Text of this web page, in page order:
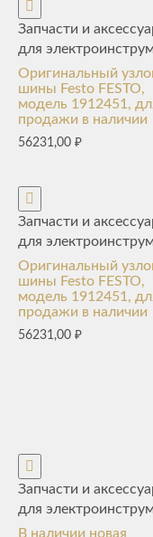
Запчасти и
для
Оригинальный
шины Festo FESTO,
модель 1912451,
продажи в наличии
56231,00 ₽
Запчасти и
для
Оригинальный
шины Festo FESTO,
модель 1912451,
продажи в наличии
56231,00 ₽
Запчасти и
для
В наличии новая